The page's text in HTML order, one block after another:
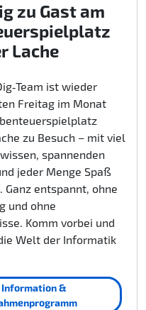
zu Gast am
Lache
ist wieder
Freitag im Monat
zu Besuch – mit viel
spannenden
jeder Menge Spaß
Ganz entspannt, ohne
und ohne
Komm vorbei und
Welt der Informatik
Information &